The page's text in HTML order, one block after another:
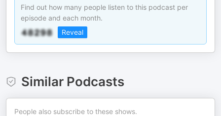
Find out how many people listen to this podcast per
episode and each month.
Reveal
Similar Podcasts
People also subscribe to these shows.